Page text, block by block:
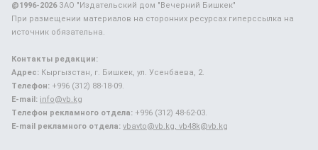
@1996-2026ЗАО "Издательский дом "Вечерний Бишкек"
При размещении материалов на сторонних ресурсах гиперссылка на
источник обязательна.
Контакты редакции:
Адрес: Кыргызстан, г. Бишкек, ул. Усенбаева, 2.
Телефон: +996 (312) 88-18-09.
E-mail: info@vb.kg
Телефон рекламного отдела: +996 (312) 48-62-03.
E-mail рекламного отдела: vbavto@vb.kg, vb48k@vb.kg